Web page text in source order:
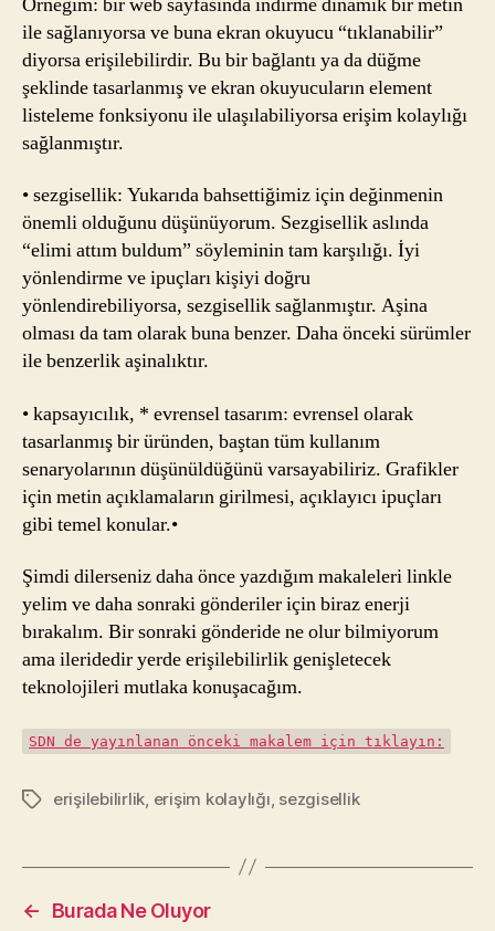
ile sağlanıyorsa ve buna ekran okuyucu “tıklanabilir”
diyorsa erişilebilirdir. Bu bir bağlantı ya da düğme
şeklinde tasarlanmış ve ekran okuyucuların element
listeleme fonksiyonu ile ulaşılabiliyorsa erişim kolaylığı
sağlanmıştır.
• sezgisellik: Yukarıda bahsettiğimiz için değinmenin
önemli olduğunu düşünüyorum. Sezgisellik aslında
“elimi attım buldum” söyleminin tam karşılığı. İyi
yönlendirme ve ipuçları kişiyi doğru
yönlendirebiliyorsa, sezgisellik sağlanmıştır. Aşina
olması da tam olarak buna benzer. Daha önceki sürümler
ile benzerlik aşinalıktır.
• kapsayıcılık, * evrensel tasarım: evrensel olarak
tasarlanmış bir üründen, baştan tüm kullanım
senaryolarının düşünüldüğünü varsayabiliriz. Grafikler
için metin açıklamaların girilmesi, açıklayıcı ipuçları
gibi temel konular.•
Şimdi dilerseniz daha önce yazdığım makaleleri linkle
yelim ve daha sonraki gönderiler için biraz enerji
bırakalım. Bir sonraki gönderide ne olur bilmiyorum
ama ileridedir yerde erişilebilirlik genişletecek
teknolojileri mutlaka konuşacağım.
SDN de yayınlanan önceki makalem için tıklayın:
Etiketlererişilebilirlik erişim kolaylığı sezgisellik
←
Burada Ne Oluyor